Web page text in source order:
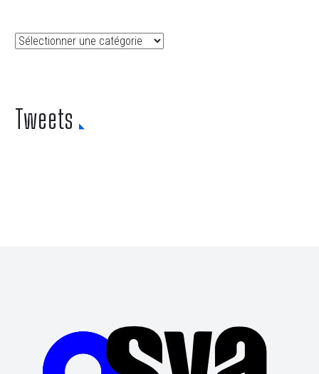
Categories
Tweets